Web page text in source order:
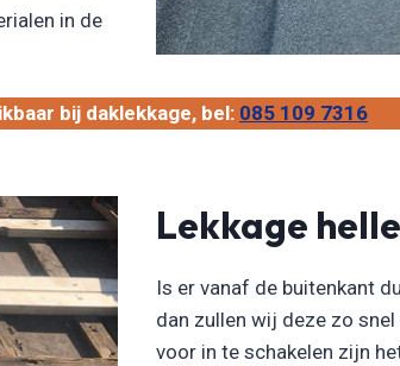
in de
bij daklekkage, bel: 085 109 7316
Lekkage
Is er vanaf de buitenkant
dan zullen wij deze zo
voor in te schakelen zijn